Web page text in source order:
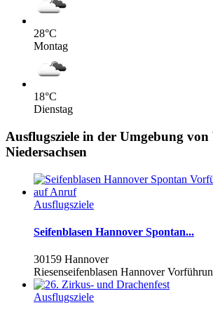
28°C
Montag
18°C
Dienstag
Ausflugsziele in der Umgebung
Niedersachsen
Ausflugsziele
Seifenblasen Hannover Spontan...
30159 Hannover
Riesenseifenblasen Hannover
Ausflugsziele